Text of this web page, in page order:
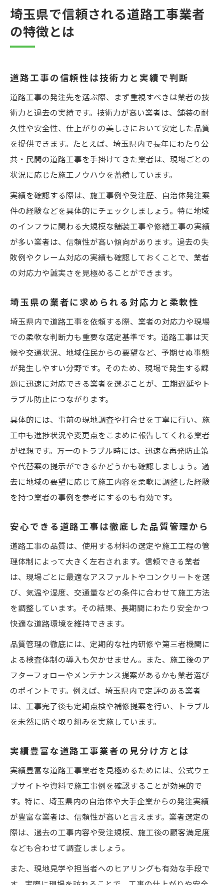
埼玉県の道路工事で重視される安全対策
発注担当者が押さえたい道路工事の選定基準
道路工事業者選定で注目すべき許可と資格
見積もり比較で見抜く道路工事の適正価格
評判や口コミを活かした業者の選び方
発注時のトラブル防止策と業者選定方法
道路工事業者を比べる際に重要な着眼点
技術力が高い道路工事業者の特徴とは
埼玉県で選ぶべき実績重視の業者
過去の道路工事プロジェクトの確認方法
アフターサポート体制で業者を比較する
信頼できる道路工事のチェックリスト活用
許可や実績チェックで見抜く優良業者選び
道路工事の許可証や登録状況の確認ポイン
ト
認
業者の社会保険・労災加入状況も重要視
許可番号や実績開示で信頼性を判断する方
法
公共工事で選ばれる業者の特徴とは
公共工事を依頼する際の埼玉県内ポイント
公共道路工事の発注要件を理解するコツ
埼玉県で信頼される公共工事業者の特徴
発注書類準備時に気をつけたい道路工事関
連情報
公共工事の入札で注意すべき業者評価基準
地域密着型道路工事業者の強みと選び方
道路工事の発注で信頼構築する方法
埼玉県の業者との良好なコミュニケーショ
ン術
契約締結時に押さえたい道路工事の注意点
進捗管理で安心できる道路工事発注のコツ
業者のアフター対応を確認しリスク回避
埼玉県で信頼される道路工事業者
の特徴とは
道路工事の信頼性は技術力と実績で判断
道路工事の発注先を選ぶ際、まず重視すべきは業者の技
術力と過去の実績です。技術力が高い業者は、舗装の耐
久性や安全性、仕上がりの美しさにおいて安定した品質
を提供できます。たとえば、埼玉県内で長年にわたり公
共・民間の道路工事を手掛けてきた業者は、現場ごとの
状況に応じた施工ノウハウを蓄積しています。
実績を確認する際は、施工事例や受注歴、自治体発注案
件の経験などを具体的にチェックしましょう。特に地域
のインフラに関わる大規模な舗装工事や修繕工事の実績
が多い業者は、信頼性が高い傾向があります。過去の失
敗例やクレーム対応の実績も確認しておくことで、業者
の対応力や誠実さを見極めることができます。
埼玉県の業者に求められる対応力と柔軟性
埼玉県内で道路工事を依頼する際、業者の対応力や現場
での柔軟な判断力も重要な選定基準です。道路工事は天
候や交通状況、地域住民からの要望など、予期せぬ事態
が発生しやすい分野です。そのため、現場で発生する課
題に迅速に対応できる業者を選ぶことが、工期遅延やト
ラブル防止につながります。
具体的には、事前の現地調査や打合せを丁寧に行い、施
工中も進捗状況や変更点をこまめに報告してくれる業者
が理想です。万一のトラブル時には、迅速な再発防止策
や代替案の提示ができるかどうかも確認しましょう。過
去に地域の要望に応じて施工内容を柔軟に調整した経験
を持つ業者の事例を参考にするのも有効です。
安心できる道路工事は徹底した品質管理から
道路工事の品質は、使用する材料の選定や施工工程の管
理体制によって大きく左右されます。信頼できる業者
は、現場ごとに最適なアスファルトやコンクリートを選
び、気温や湿度、交通量などの条件に合わせて施工方法
を調整しています。その結果、長期間にわたり安全かつ
快適な道路環境を維持できます。
品質管理の徹底には、定期的な社内研修や第三者機関に
よる検査体制の導入も欠かせません。また、施工後のア
フターフォローやメンテナンス提案があるかも業者選び
のポイントです。例えば、埼玉県内で定評のある業者
は、工事完了後も定期点検や補修提案を行い、トラブル
を未然に防ぐ取り組みを実施しています。
実績豊富な道路工事業者の見分け方とは
実績豊富な道路工事業者を見極めるためには、公式ウェ
ブサイトや資料で施工事例を確認することが効果的で
す。特に、埼玉県内の自治体や大手企業からの発注実績
が豊富な業者は、信頼性が高いと言えます。業者選定の
際は、過去の工事内容や受注規模、施工後の顧客満足度
なども合わせて調査しましょう。
また、現地見学や担当者へのヒアリングも有効な手段で